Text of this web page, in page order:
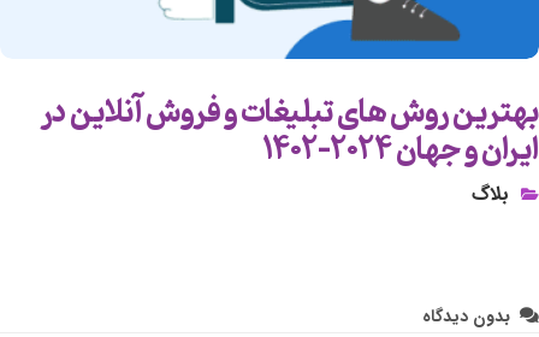
بهترین روش های تبلیغات و فروش آنلاین در
ایران و جهان ۲۰۲۴-۱۴۰۲
بلاگ
بدون دیدگاه